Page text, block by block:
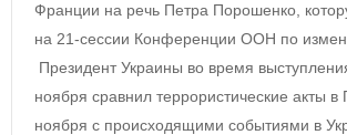
Франции на речь Петра Порошенко,
на 21-сессии Конференции ООН по
Президент Украины во время
ноября сравнил террористические акты
ноября с происходящими событиями в